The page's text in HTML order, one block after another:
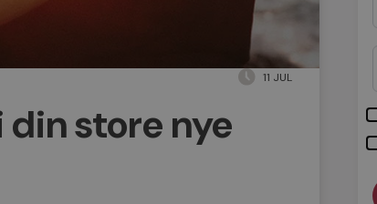
11 JUL
store nye